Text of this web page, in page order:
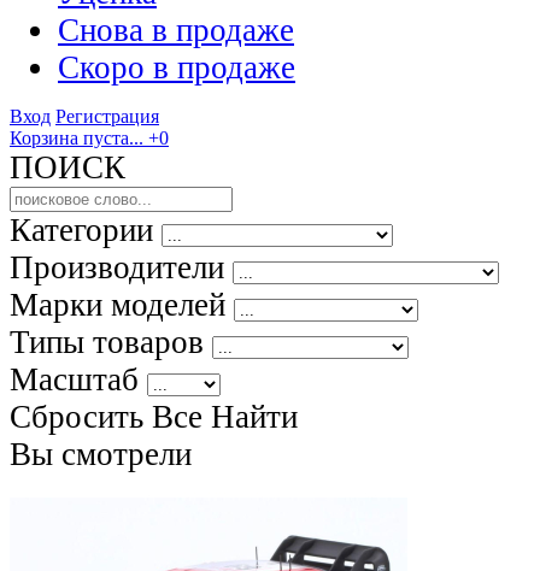
Снова в продаже
Скоро в продаже
Вход Регистрация
Корзина пуста... +0
ПОИСК
Категории
Производители
Марки моделей
Типы товаров
Масштаб
Сбросить Все Найти
Вы смотрели